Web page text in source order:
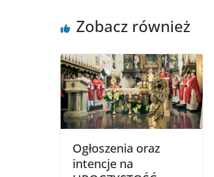
Zobacz również
Ogłoszenia oraz
intencje na